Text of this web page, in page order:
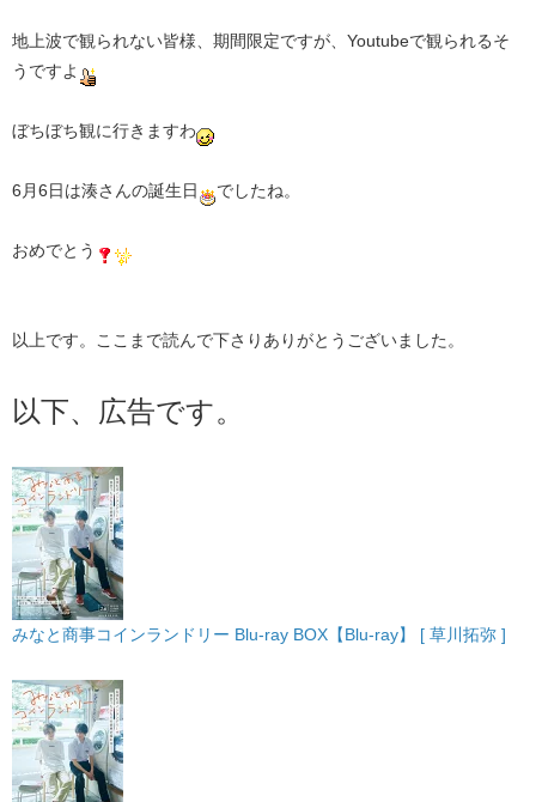
地上波で観られない皆様、期間限定ですが、Youtubeで観られるそ
うですよ
ぼちぼち観に行きますわ
6月6日は湊さんの誕生日 でしたね。
おめでとう
以上です。ここまで読んで下さりありがとうございました。
以下、広告です。
みなと商事コインランドリー Blu-ray BOX【Blu-ray】 [ 草川拓弥 ]